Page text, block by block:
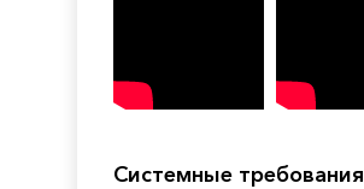
Системные требования